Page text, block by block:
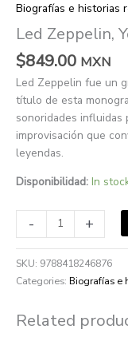
Biografías e historias
Led Zeppelin,
$849.00 MXN
Led Zeppelin fue un
título de esta
sonoridades influidas
improvisación que
leyendas.
Disponibilidad: In
- +
SKU: 9788418246876
Categories: Biografías e
Related